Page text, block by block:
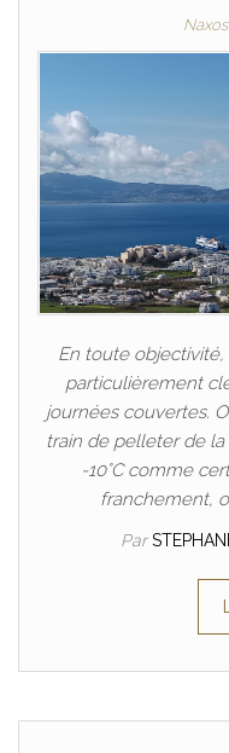
Naxos
En toute
particulièrement
journées couvertes.
train de pelleter de
-10°C comme
franchement,
Par